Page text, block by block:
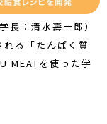
長：清水壽一郎）
る「たんぱく質
MEATを使った学